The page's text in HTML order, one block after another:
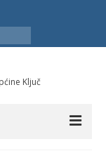
Ključ